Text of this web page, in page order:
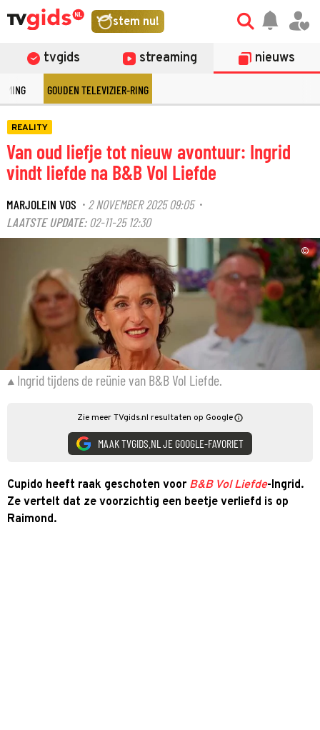
stem nu!
tvgids streaming nieuws
GOUDEN TELEVIZIER-RING
REALITY
Van oud liefje tot nieuw avontuur: Ingrid
vindt liefde na B&B Vol Liefde
MARJOLEIN VOS · 2 NOVEMBER 2025 09:05·
LAATSTE UPDATE: 02-11-25 12:30
©
Ingrid tijdens de reünie van B&B Vol Liefde.
Zie meer TVgids.nl resultaten op Google
MAAK TVGIDS.NL JE GOOGLE-FAVORIET
Cupido heeft raak geschoten voor B&B Vol Liefde-Ingrid.
Ze vertelt dat ze voorzichtig een beetje verliefd is op
Raimond.